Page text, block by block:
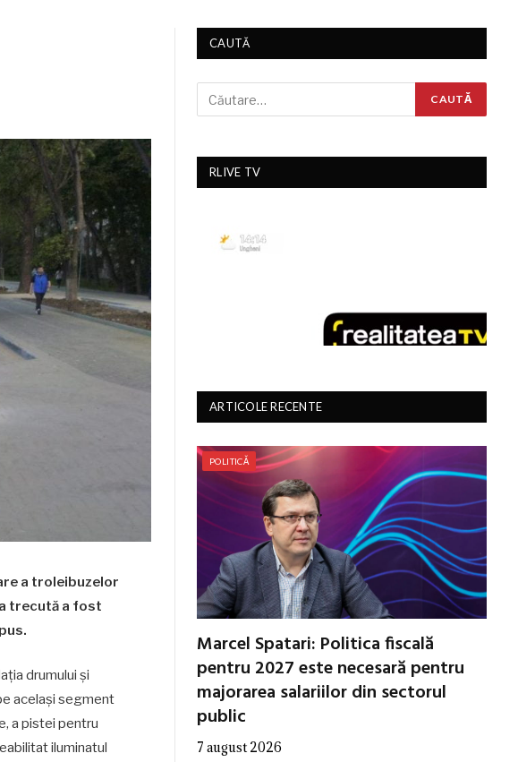
a troleibuzelor
trecută a fost
drumului și
același segment
a pistei pentru
iluminatul
CAUTĂ
RLIVE TV
ARTICOLE RECENTE
POLITICĂ
Marcel Spatari: Politica fiscală
pentru 2027 este necesară pentru
majorarea salariilor din sectorul
public
7 august 2026